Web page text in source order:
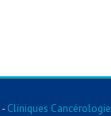
- Cliniques Cancérologie